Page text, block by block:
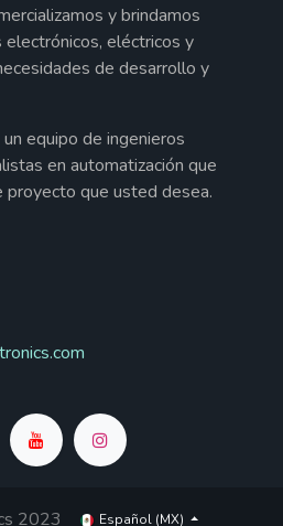
y brindamos
eléctricos y
de desarrollo y
equipo de ingenieros
en automatización que
proyecto que usted desea.
2023 Español (MX)